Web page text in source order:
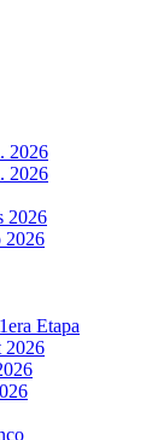
2026
2026
2026
2026
Etapa
2026